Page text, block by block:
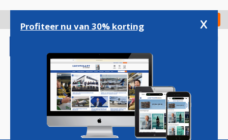
gaan
Check in
Magazine Podcasts Vacatures
Profiteer nu van 30% korting x